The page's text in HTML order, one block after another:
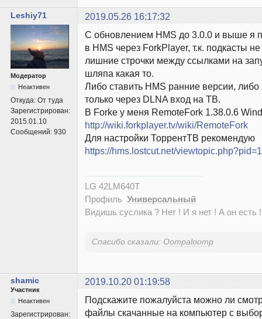
Leshiy71 2019.05.26 16:17:32
Модератор
Неактивен
Откуда: От туда
Зарегистрирован:
2015.01.10
Сообщений: 930
С обновлением HMS до 3.0.0 и выше я
в HMS через ForkPlayer, т.к. подкасты
лишние строчки между ссылками на
шляпа какая то.
Либо ставить HMS ранние версии, либо
только через DLNA вход на ТВ.
В Forke у меня RemoteFork 1.38.0.6
http://wiki.forkplayer.tv/wiki/RemoteFork
Для настройки ТоррентТВ рекомендую
https://hms.lostcut.net/
LG 42LM640T
Профиль Универсальный
Видишь суслика ? Нет ! И я нет ! А он есть
Спасибо сказали: Oompaloomp
shamic 2019.10.20 01:19:58
Участник
Неактивен
Зарегистрирован:
Подскажите пожалуйста можно ли
файлы скачанные на компьютер с